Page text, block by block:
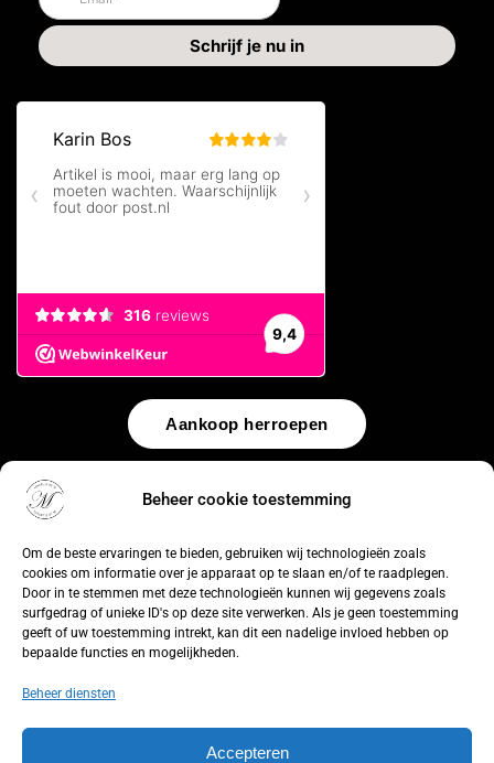
Beheer cookie toestemming
Om de beste ervaringen te bieden, gebruiken wij technologieën zoals
cookies om informatie over je apparaat op te slaan en/of te raadplegen.
Door in te stemmen met deze technologieën kunnen wij gegevens zoals
surfgedrag of unieke ID's op deze site verwerken. Als je geen toestemming
geeft of uw toestemming intrekt, kan dit een nadelige invloed hebben op
bepaalde functies en mogelijkheden.
Beheer diensten
Accepteren
Aankoop herroepen
© 2026 by
Privacy Policy CookiebeleidSitemap